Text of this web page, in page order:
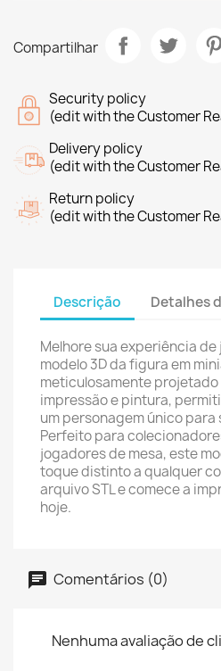
Compartilhar
Security policy
(edit with the Customer
Delivery policy
(edit with the Customer
Return policy
(edit with the Customer
Descrição Detalhes
Melhore sua experiência de
modelo 3D da figura em
meticulosamente projetado
impressão e pintura,
um personagem único para
Perfeito para
jogadores de mesa, este
toque distinto a qualquer
arquivo STL e comece a
hoje.
Comentários (0)
Nenhuma avaliação de